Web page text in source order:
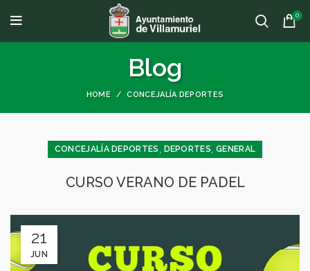
0
Blog
HOME CONCEJALÍA DEPORTES
CONCEJALÍA DEPORTES DEPORTES GENERAL
CURSO VERANO DE PADEL
21
JUN